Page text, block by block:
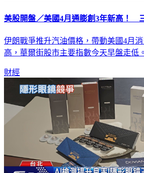
美股開盤／美國4月通膨創3年新高！
伊朗戰爭推升汽油價格，帶動美國4月
高，華爾街股市主要指數今天早盤走低。
財經